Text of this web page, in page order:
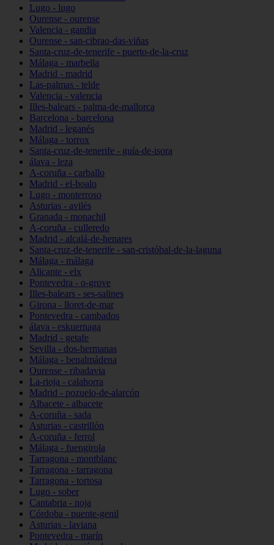
Lugo - lugo
Ourense - ourense
Valencia - gandia
Ourense - san-cibrao-das-viñas
Santa-cruz-de-tenerife - puerto-de-la-cruz
Málaga - marbella
Madrid - madrid
Las-palmas - telde
Valencia - valencia
Illes-balears - palma-de-mallorca
Barcelona - barcelona
Madrid - leganés
Málaga - torrox
Santa-cruz-de-tenerife - guía-de-isora
álava - leza
A-coruña - carballo
Madrid - el-boalo
Lugo - monterroso
Asturias - avilés
Granada - monachil
A-coruña - culleredo
Madrid - alcalá-de-henares
Santa-cruz-de-tenerife - san-cristóbal-de-la-laguna
Málaga - málaga
Alicante - elx
Pontevedra - o-grove
Illes-balears - ses-salines
Girona - lloret-de-mar
Pontevedra - cambados
álava - eskuernaga
Madrid - getafe
Sevilla - dos-hermanas
Málaga - benalmádena
Ourense - ribadavia
La-rioja - calahorra
Madrid - pozuelo-de-alarcón
Albacete - albacete
A-coruña - sada
Asturias - castrillón
A-coruña - ferrol
Málaga - fuengirola
Tarragona - montblanc
Tarragona - tarragona
Tarragona - tortosa
Lugo - sober
Cantabria - noja
Córdoba - puente-genil
Asturias - laviana
Pontevedra - marín